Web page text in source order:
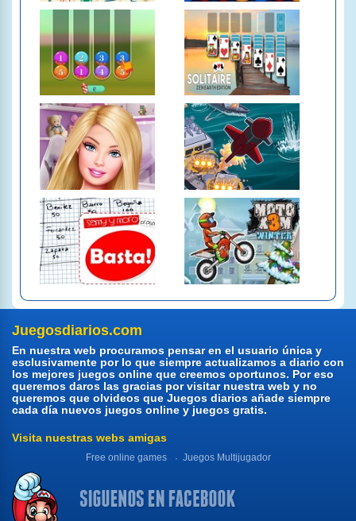
Juegosdiarios.com
En nuestra web procuramos pensar en el usuario única y
esclusivamente por lo que siempre actualizamos a diario con
los mejores juegos online que creemos oportunos. Por eso
queremos daros las gracias por visitar nuestra web y no
queremos que olvideos que Juegos diarios añade siempre
cada día nuevos juegos online y juegos gratis.
Visita nuestras webs amigas
Free online games Juegos Multijugador